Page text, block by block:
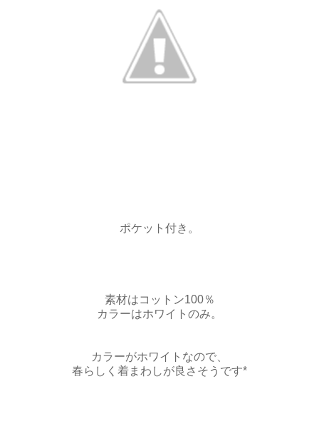
ポケット付き。
素材はコットン100％
カラーはホワイトのみ。
カラーがホワイトなので、
春らしく着まわしが良さそうです*